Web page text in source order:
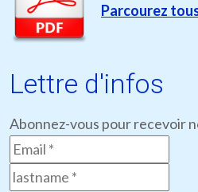
Parcourez
Lettre d'infos
Abonnez-vous pour recevoir